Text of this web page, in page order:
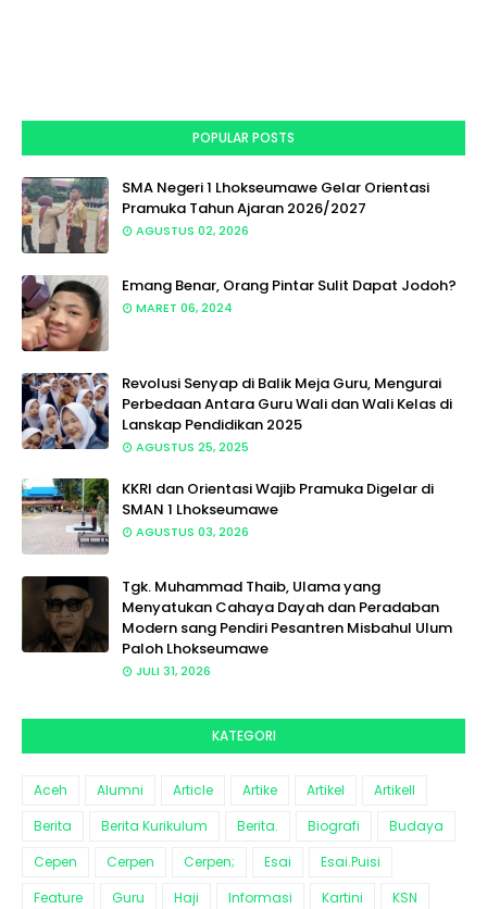
POPULAR POSTS
SMA Negeri 1 Lhokseumawe Gelar Orientasi
Pramuka Tahun Ajaran 2026/2027
AGUSTUS 02, 2026
Emang Benar, Orang Pintar Sulit Dapat Jodoh?
MARET 06, 2024
Revolusi Senyap di Balik Meja Guru, Mengurai
Perbedaan Antara Guru Wali dan Wali Kelas di
Lanskap Pendidikan 2025
AGUSTUS 25, 2025
KKRI dan Orientasi Wajib Pramuka Digelar di
SMAN 1 Lhokseumawe
AGUSTUS 03, 2026
Tgk. Muhammad Thaib, Ulama yang
Menyatukan Cahaya Dayah dan Peradaban
Modern sang Pendiri Pesantren Misbahul Ulum
Paloh Lhokseumawe
JULI 31, 2026
KATEGORI
Aceh Alumni Article Artike Artikel
Artikell
Berita
Berita Kurikulum Berita. Biografi
Budaya
Cepen
Cerpen Cerpen; Esai
Esai.Puisi
Feature
Guru Haji Informasi Kartini
KSN